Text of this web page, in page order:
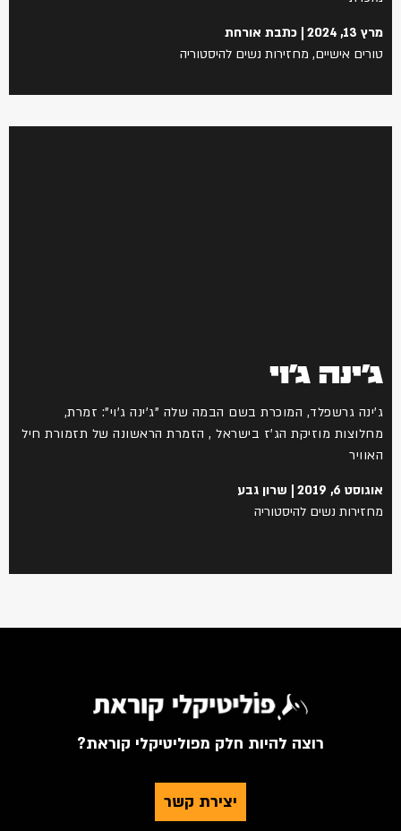
מרץ 13, 2024
כתבת אורחת
טורים אישיים, מחזירות נשים להיסטוריה
ג'ינה ג'וי
ג'ינה גרשפלד, המוכרת בשם הבמה שלה "ג'ינה ג'וי": זמרת,
מחלוצות מוזיקת הג'ז בישראל , הזמרת הראשונה של תזמורת חיל
האוויר
אוגוסט 6, 2019
שרון גבע
מחזירות נשים להיסטוריה
רוצה להיות חלק מפוליטיקלי קוראת?
יצירת קשר